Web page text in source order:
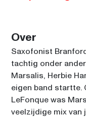
STING
SAM COOKE
Over
Saxofonist
tachtig onder
Marsalis, Herbie
eigen band startte.
LeFonque was
veelzijdige mix van